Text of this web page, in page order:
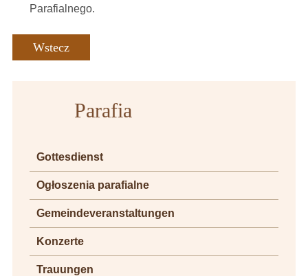
Parafialnego.
Wstecz
Parafia
Gottesdienst
Ogłoszenia parafialne
Gemeindeveranstaltungen
Konzerte
Trauungen